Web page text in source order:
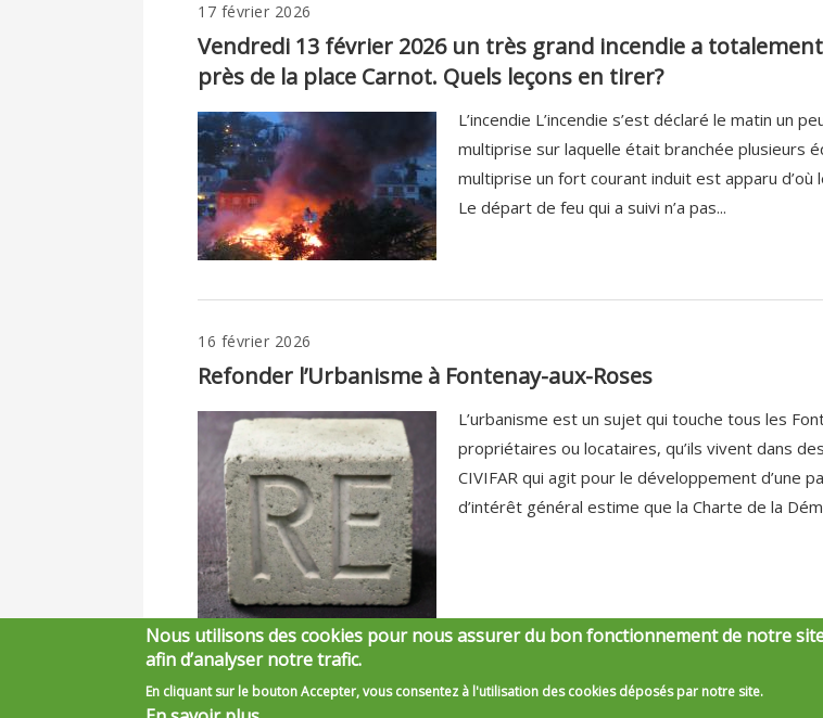
17 février 2026
Vendredi 13 février 2026 un très grand incendie a
près de la place Carnot. Quels leçons en tirer?
L’incendie L’incendie s’est déclaré le matin un
multiprise sur laquelle était branchée plusieurs
multiprise un fort courant induit est apparu
Le départ de feu qui a suivi n’a pas...
16 février 2026
Refonder l’Urbanisme à Fontenay-aux-Roses
L’urbanisme est un sujet qui touche tous les
propriétaires ou locataires, qu’ils vivent dans
CIVIFAR qui agit pour le développement d’une
d’intérêt général estime que la Charte de la
Pages « premier
Nous utilisons des cookies pour nous assurer du bon fonctionnement de notre
afin d’analyser notre trafic.
En cliquant sur le bouton Accepter, vous consentez à l'utilisation des cookies déposés par notre site.